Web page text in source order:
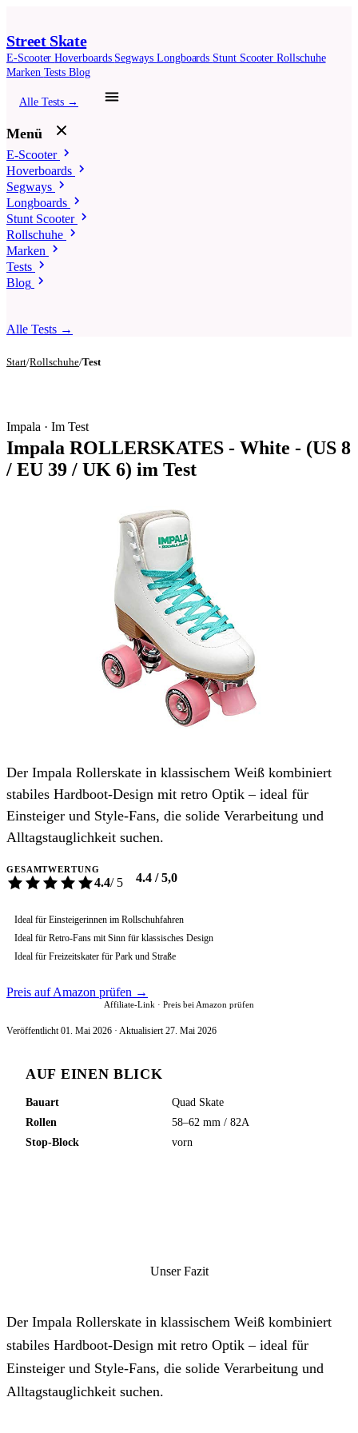
Street Skate
E-ScooterHoverboards Segways Longboards Stunt ScooterRollschuhe
Marken TestsBlog
Alle Tests →
Menü
E-Scooter
Hoverboards
Segways
Longboards
Stunt Scooter
Rollschuhe
Marken
Tests
Blog
Alle Tests →
Start/Rollschuhe/Test
Impala · Im Test
Impala ROLLERSKATES - White - (US 8
/ EU 39 / UK 6) im Test
Der Impala Rollerskate in klassischem Weiß kombiniert
stabiles Hardboot-Design mit retro Optik – ideal für
Einsteiger und Style-Fans, die solide Verarbeitung und
Alltagstauglichkeit suchen.
GESAMTWERTUNG
4.4/ 5 4.4 / 5,0
Ideal für Einsteigerinnen im Rollschuhfahren
Ideal für Retro-Fans mit Sinn für klassisches Design
Ideal für Freizeitskater für Park und Straße
Preis auf Amazon prüfen →
Affiliate-Link · Preis bei Amazon prüfen
Veröffentlicht 01. Mai 2026 · Aktualisiert 27. Mai 2026
AUF EINEN BLICK
Bauart
Quad Skate
Rollen
58–62 mm / 82A
Stop-Block
vorn
Unser Fazit
Der Impala Rollerskate in klassischem Weiß kombiniert
stabiles Hardboot-Design mit retro Optik – ideal für
Einsteiger und Style-Fans, die solide Verarbeitung und
Alltagstauglichkeit suchen.